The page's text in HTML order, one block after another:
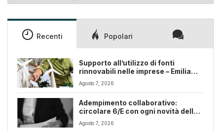
Recenti Popolari
Supporto all’utilizzo di fonti
rinnovabili nelle imprese – Emilia
Romagna
Agosto 7, 2026
Adempimento collaborativo:
circolare 6/E con ogni novità della
riforma fiscale
Agosto 7, 2026